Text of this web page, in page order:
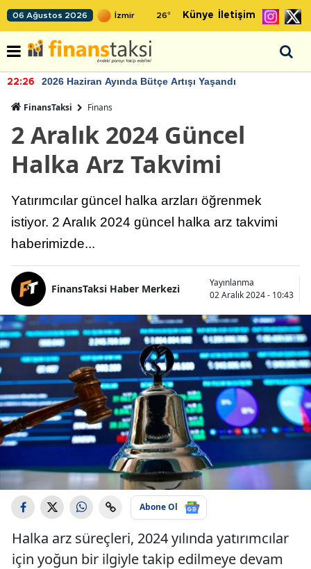
06 Ağustos 2026 26° Künye İletişim
22:26 2026 Haziran Ayında Bütçe Artışı Yaşandı
FinansTaksi Finans
2 Aralık 2024 Güncel
Halka Arz Takvimi
Yatırımcılar güncel halka arzları öğrenmek
istiyor. 2 Aralık 2024 güncel halka arz takvimi
haberimizde...
FinansTaksi Haber Merkezi
Yayınlanma
02 Aralık 2024 - 10:43
Abone Ol
Halka arz süreçleri, 2024 yılında yatırımcılar
için yoğun bir ilgiyle takip edilmeye devam